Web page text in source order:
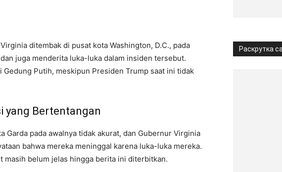
ditembak di pusat kota Washington, D.C., pada
juga menderita luka-luka dalam insiden tersebut.
Putih, meskipun Presiden Trump saat ini tidak
yang Bertentangan
Garda pada awalnya tidak akurat, dan Gubernur Virginia
bahwa mereka meninggal karena luka-luka mereka.
masih belum jelas hingga berita ini diterbitkan.
Раскрутка